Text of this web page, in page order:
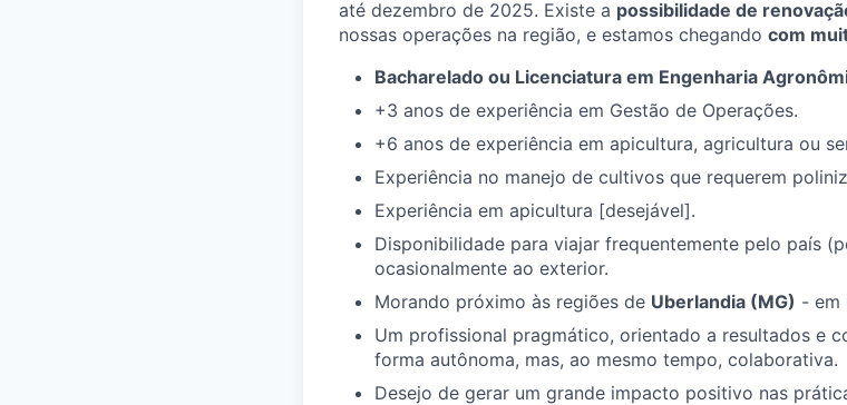
até dezembro de 2025. Existe a possibilidade de
nossas operações na região, e estamos chegando com
Bacharelado ou Licenciatura em Engenharia
+3 anos de experiência em Gestão de Operações.
+6 anos de experiência em apicultura, agricultura ou
Experiência no manejo de cultivos que requerem
Experiência em apicultura [desejável].
Disponibilidade para viajar frequentemente pelo país
ocasionalmente ao exterior.
Morando próximo às regiões de Uberlandia (MG) - em
Um profissional pragmático, orientado a resultados e
forma autônoma, mas, ao mesmo tempo, colaborativa.
Desejo de gerar um grande impacto positivo nas